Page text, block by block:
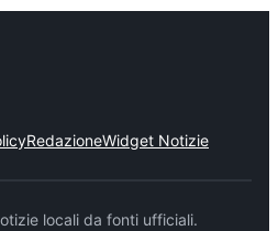
RedazioneWidget Notizie
locali da fonti ufficiali.